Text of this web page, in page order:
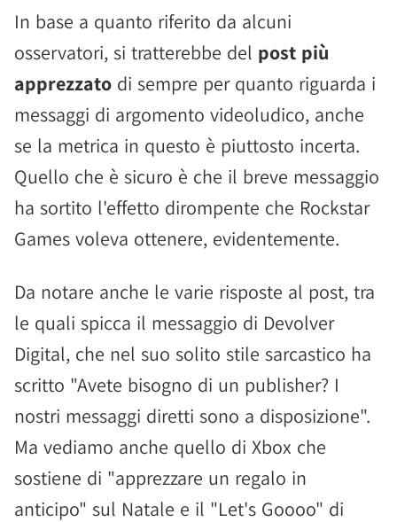
In base a quanto riferito da alcuni
osservatori, si tratterebbe del post più
apprezzato di sempre per quanto riguarda i
messaggi di argomento videoludico, anche
se la metrica in questo è piuttosto incerta.
Quello che è sicuro è che il breve messaggio
ha sortito l'effetto dirompente che Rockstar
Games voleva ottenere, evidentemente.
Da notare anche le varie risposte al post, tra
le quali spicca il messaggio di Devolver
Digital, che nel suo solito stile sarcastico ha
scritto "Avete bisogno di un publisher? I
nostri messaggi diretti sono a disposizione".
Ma vediamo anche quello di Xbox che
sostiene di "apprezzare un regalo in
anticipo" sul Natale e il "Let's Goooo" di